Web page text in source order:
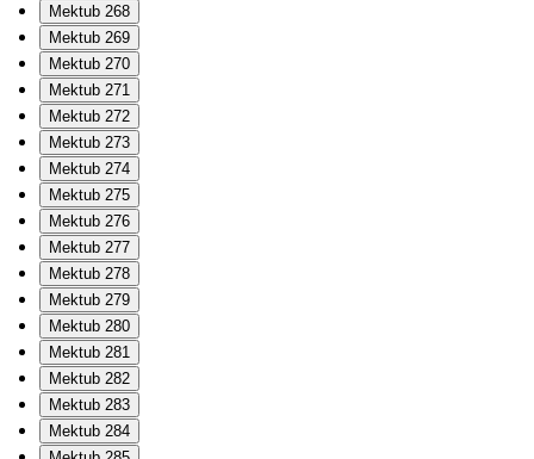
Mektub 268
Mektub 269
Mektub 270
Mektub 271
Mektub 272
Mektub 273
Mektub 274
Mektub 275
Mektub 276
Mektub 277
Mektub 278
Mektub 279
Mektub 280
Mektub 281
Mektub 282
Mektub 283
Mektub 284